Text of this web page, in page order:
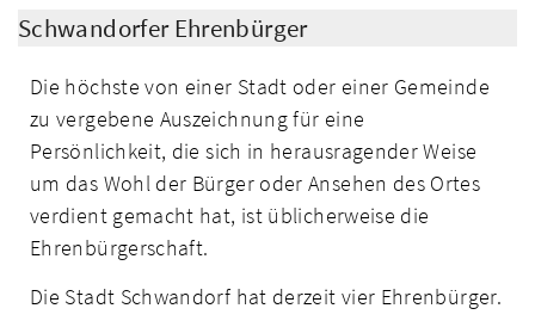
Schwandorfer Ehrenbürger
Die höchste von einer Stadt oder einer Gemeinde
zu vergebene Auszeichnung für eine
Persönlichkeit, die sich in herausragender Weise
um das Wohl der Bürger oder Ansehen des Ortes
verdient gemacht hat, ist üblicherweise die
Ehrenbürgerschaft.
Die Stadt Schwandorf hat derzeit vier Ehrenbürger.